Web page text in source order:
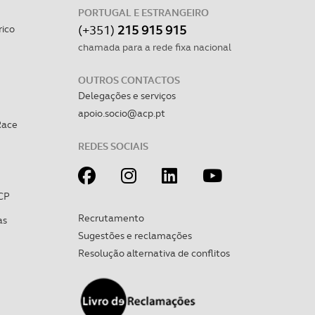
PORTUGAL E ESTRANGEIRO
(+351) 215 915 915
chamada para a rede fixa nacional
OUTROS CONTACTOS
Delegações e serviços
apoio.socio@acp.pt
REDES SOCIAIS
Recrutamento
Sugestões e reclamações
Resolução alternativa de conflitos